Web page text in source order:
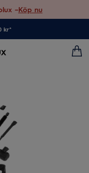
–Köp nu
kr*